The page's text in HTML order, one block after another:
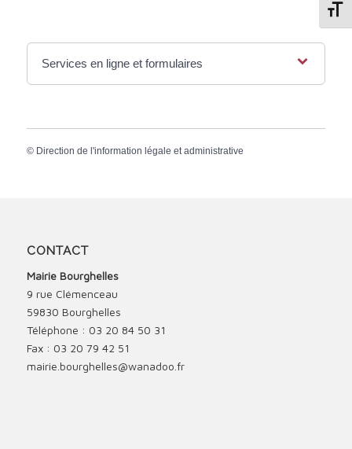
Services en ligne et formulaires
© Direction de l'information légale et administrative
CONTACT
Mairie Bourghelles
9 rue Clémenceau
59830 Bourghelles
Téléphone : 03 20 84 50 31
Fax : 03 20 79 42 51
mairie.bourghelles@wanadoo.fr